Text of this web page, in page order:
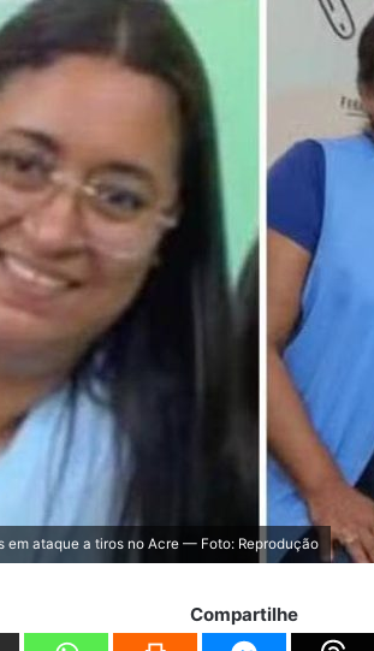
em ataque a tiros no Acre — Foto: Reprodução
Compartilhe